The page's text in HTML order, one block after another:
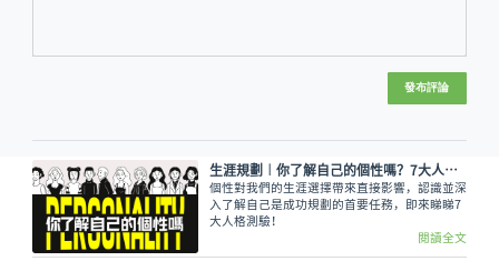
發布評論
生涯規劃︱你了解自己的個性嗎？7大人格測驗拆解你的特質！
個性對我們的生涯選擇帶來直接影響，認識並深
入了解自己是成功規劃的首要任務，即來睇睇7
大人格測驗！
閱讀全文